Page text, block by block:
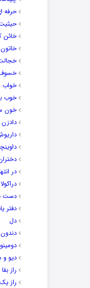
حرفه
خاتون
خواب
خوب
خون
دادزن
در
دراکولا
دست
دفتر
دل
دومینو
دیو و
راز بقا
راز